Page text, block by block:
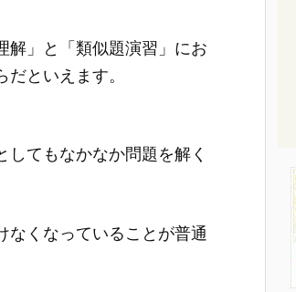
解」と「類似題演習」にお
といえます。
てもなかなか問題を解く
なくなっていることが普通